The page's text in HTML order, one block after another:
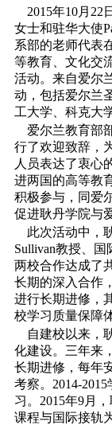
2015年10月22
女士和驻华大使
系部的老师代表
等教育、文化交
活动。来自爱尔
动，包括爱尔兰
工大学、科克大
爱尔兰教育部
行了欢迎致辞，
人员表达了衷心
进两国的高等教
积极参与，同爱
促进耿丹学院与
此次活动中，
Sullivan教授、
两校合作达成了
长期的深入合作
进行长期进修，
校学习质量保障
自建校以来，
化建设。三年来
长期进修，每年
考察。2014-
习。2015年9月
课程与国际接轨